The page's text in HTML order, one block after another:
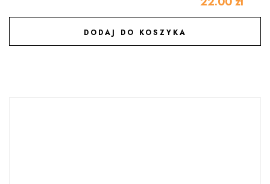
DODAJ DO KOSZYKA
DODAJ DO ULUBIONYCH